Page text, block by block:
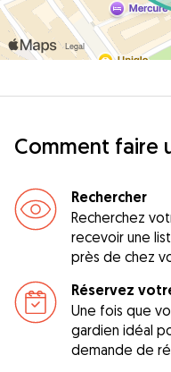
Comment faire
Rechercher
Recherchez
recevoir une
près de chez
Réservez
Une fois que
gardien idéal
demande de